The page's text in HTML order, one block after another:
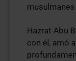
Hazrat Abu
con él, amó